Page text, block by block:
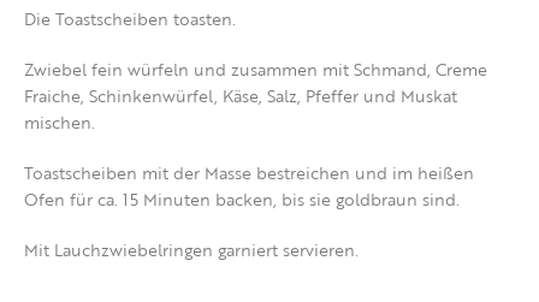
Die Toastscheiben toasten.
Zwiebel fein würfeln und zusammen mit Schmand, Creme
Fraiche, Schinkenwürfel, Käse, Salz, Pfeffer und Muskat
mischen.
Toastscheiben mit der Masse bestreichen und im heißen
Ofen für ca. 15 Minuten backen, bis sie goldbraun sind.
Mit Lauchzwiebelringen garniert servieren.